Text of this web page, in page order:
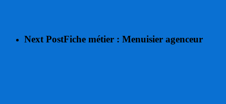
Next PostFiche métier : Menuisier agenceur